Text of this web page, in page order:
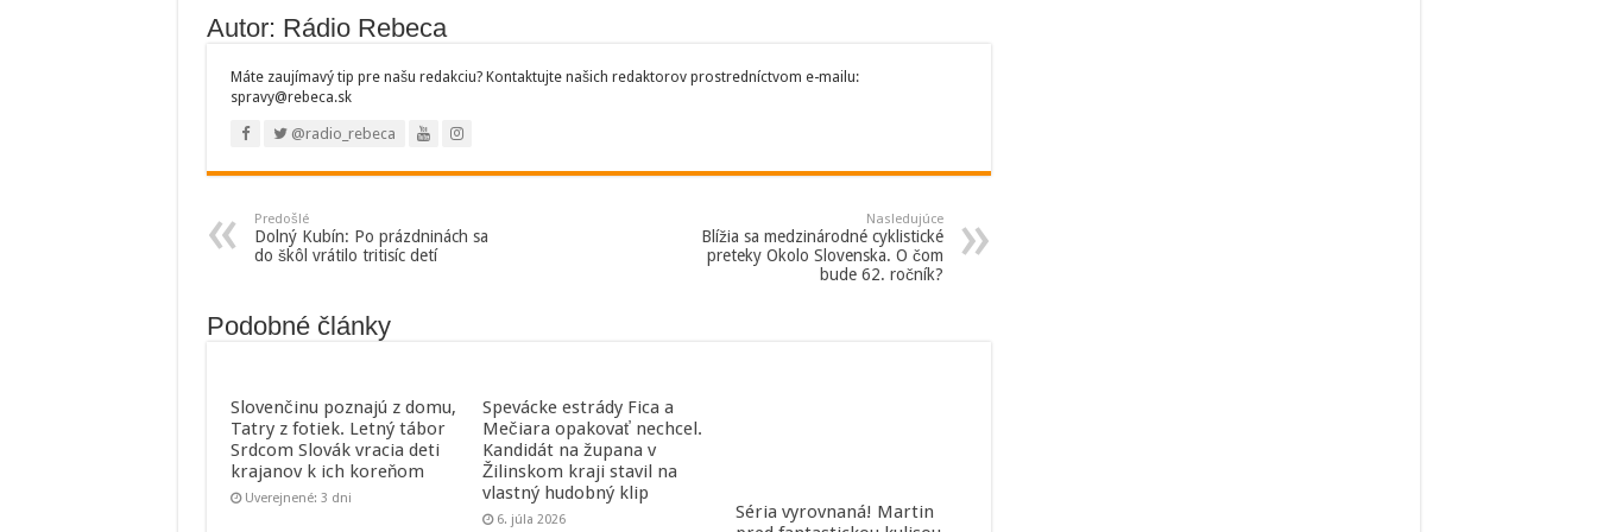
Autor: Rádio Rebeca
Máte zaujímavý tip pre našu redakciu? Kontaktujte našich redaktorov prostredníctvom e-mailu:
spravy@rebeca.sk
@radio_rebeca
Predošlé
Dolný Kubín: Po prázdninách sa
do škôl vrátilo tritisíc detí
Nasledujúce
Blížia sa medzinárodné cyklistické
preteky Okolo Slovenska. O čom
bude 62. ročník?
Podobné články
Slovenčinu poznajú z domu,
Tatry z fotiek. Letný tábor
Srdcom Slovák vracia deti
krajanov k ich koreňom
Uverejnené: 3 dni
Spevácke estrády Fica a
Mečiara opakovať nechcel.
Kandidát na župana v
Žilinskom kraji stavil na
vlastný hudobný klip
6. júla 2026
Séria vyrovnaná! Martin